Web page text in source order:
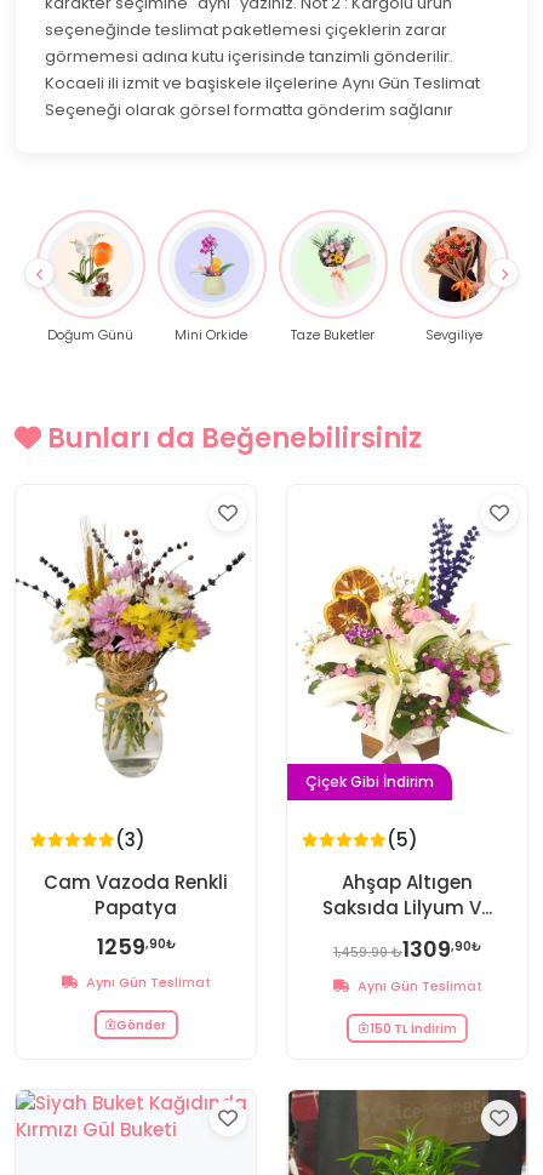
seçeneğinde teslimat paketlemesi çiçeklerin zarar
görmemesi adına kutu içerisinde tanzimli gönderilir.
Kocaeli ili izmit ve başiskele ilçelerine Aynı Gün Teslimat
Seçeneği olarak görsel formatta gönderim sağlanır
Doğum Günü Mini Orkide Taze Buketler Sevgiliye
Bunları da Beğenebilirsiniz
(3)
Cam Vazoda Renkli
Papatya
1259,90₺
Aynı Gün Teslimat
Gönder
Çiçek Gibi İndirim
(5)
Ahşap Altıgen
Saksıda Lilyum V...
1,459.90 ₺1309,90₺
Aynı Gün Teslimat
150 TL İndirim